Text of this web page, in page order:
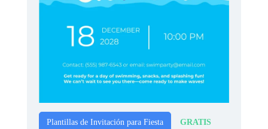
Plantillas de Invitación para Fiesta GRATIS